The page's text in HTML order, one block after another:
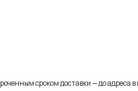
сроком доставки — до адреса